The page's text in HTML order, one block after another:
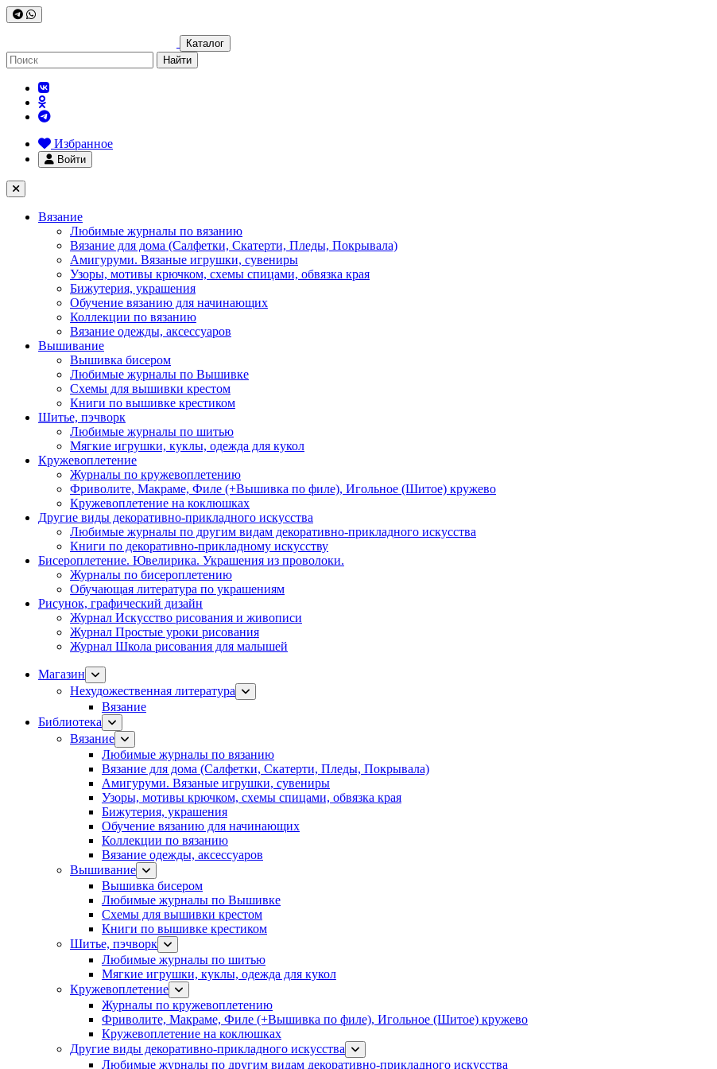
Каталог
Найти
Избранное
Войти
Вязание
Любимые журналы по вязанию
Вязание для дома (Салфетки, Скатерти, Пледы, Покрывала)
Амигуруми. Вязаные игрушки, сувениры
Узоры, мотивы крючком, схемы спицами, обвязка края
Бижутерия, украшения
Обучение вязанию для начинающих
Коллекции по вязанию
Вязание одежды, аксессуаров
Вышивание
Вышивка бисером
Любимые журналы по Вышивке
Схемы для вышивки крестом
Книги по вышивке крестиком
Шитье, пэчворк
Любимые журналы по шитью
Мягкие игрушки, куклы, одежда для кукол
Кружевоплетение
Журналы по кружевоплетению
Фриволите, Макраме, Филе (+Вышивка по филе), Игольное (Шитое) кружево
Кружевоплетение на коклюшках
Другие виды декоративно-прикладного искусства
Любимые журналы по другим видам декоративно-прикладного искусства
Книги по декоративно-прикладному искусству
Бисероплетение. Ювелирика. Украшения из проволоки.
Журналы по бисероплетению
Обучающая литература по украшениям
Рисунок, графический дизайн
Журнал Искусство рисования и живописи
Журнал Простые уроки рисования
Журнал Школа рисования для малышей
Магазин
Нехудожественная литература
Вязание
Библиотека
Вязание
Любимые журналы по вязанию
Вязание для дома (Салфетки, Скатерти, Пледы, Покрывала)
Амигуруми. Вязаные игрушки, сувениры
Узоры, мотивы крючком, схемы спицами, обвязка края
Бижутерия, украшения
Обучение вязанию для начинающих
Коллекции по вязанию
Вязание одежды, аксессуаров
Вышивание
Вышивка бисером
Любимые журналы по Вышивке
Схемы для вышивки крестом
Книги по вышивке крестиком
Шитье, пэчворк
Любимые журналы по шитью
Мягкие игрушки, куклы, одежда для кукол
Кружевоплетение
Журналы по кружевоплетению
Фриволите, Макраме, Филе (+Вышивка по филе), Игольное (Шитое) кружево
Кружевоплетение на коклюшках
Другие виды декоративно-прикладного искусства
Любимые журналы по другим видам декоративно-прикладного искусства